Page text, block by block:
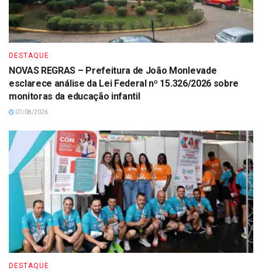
DESTAQUE
NOVAS REGRAS – Prefeitura de João Monlevade
esclarece análise da Lei Federal nº 15.326/2026 sobre
monitoras da educação infantil
07/08/2026
DESTAQUE